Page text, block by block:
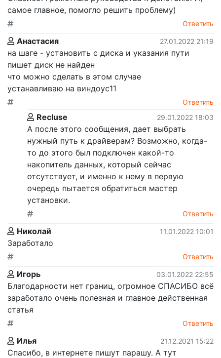
самое главное, помогло решить проблему)
Ответить
Анастасия 27.01.2022 21:19
на шаге - установить с диска и указания пути
пишет диск не найден
что можно сделать в этом случае
устанавливаю на виндоус11
Ответить
Recluse 29.01.2022 18:03
А после этого сообщения, дает выбрать
нужный путь к драйверам? Возможно, когда-
то до этого был подключен какой-то
накопитель данных, который сейчас
отсутствует, и именно к нему в первую
очередь пытается обратиться мастер
установки.
Ответить
Николай 11.01.2022 10:01
Заработало
Ответить
Игорь 03.01.2022 22:55
Благодарности нет границ, огромное СПАСИБО всё
заработало очень полезная и главное действенная
статья
Ответить
Илья 21.12.2021 15:22
Спасибо, в интернете пишут парашу. А тут